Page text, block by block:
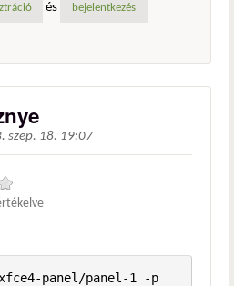
és bejelentkezés
szep. 18. 19:07
panel/panel-1 -p